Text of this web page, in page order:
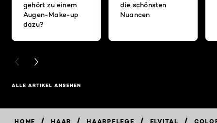
gehört zu einem
Augen-Make-up
dazu?
die schönsten
Nuancen
PREVIOUS CARD
NEXT CARD
ALLE ARTIKEL ANSEHEN
HOME / HAAR / HAARPFLEGE / ELVITAL /